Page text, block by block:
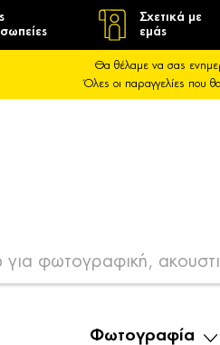
Σχετικά με
εμάς
Θα θέλαμε να σας
Όλες οι παραγγελίες
Φωτογραφία